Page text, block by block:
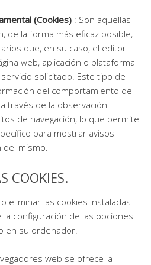
(Cookies) : Son aquellas
de la forma más eficaz posible,
que, en su caso, el editor
web, aplicación o plataforma
solicitado. Este tipo de
del comportamiento de
través de la observación
de navegación, lo que permite
para mostrar avisos
mismo.
COOKIES.
eliminar las cookies instaladas
configuración de las opciones
en su ordenador.
web se ofrece la